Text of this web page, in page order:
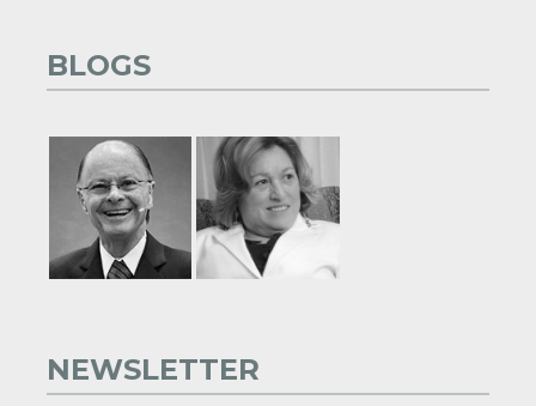
BLOGS
NEWSLETTER